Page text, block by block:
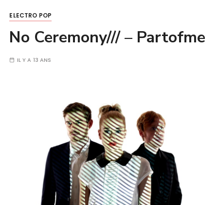
ELECTRO POP
No Ceremony/// – Partofme
IL Y A 13 ANS